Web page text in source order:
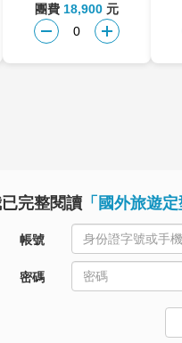
團費 18,900 元
完整閱讀「國外旅遊定
帳號
密碼